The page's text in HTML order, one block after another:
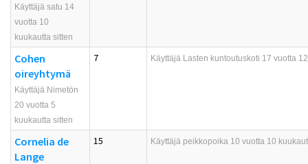
Käyttäjä satu 14
vuotta 10
kuukautta sitten
Cohen
oireyhtymä
Käyttäjä Nimetön
20 vuotta 5
kuukautta sitten
7 Käyttäjä Lasten kuntoutuskoti 17 vuotta
Cornelia de
Lange
15 Käyttäjä peikkopoika 10 vuotta 10